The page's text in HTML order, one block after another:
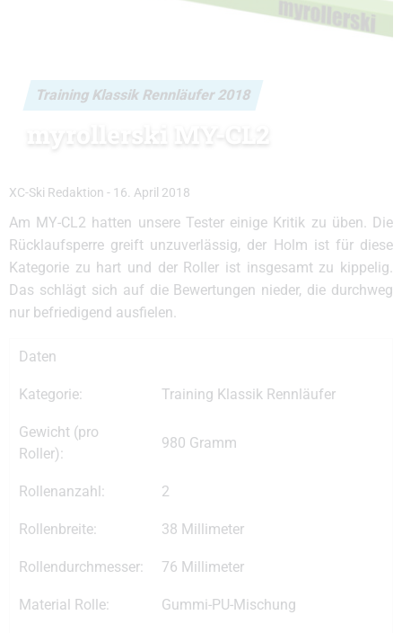
Training Klassik Rennläufer 2018
myrollerski MY-CL2
XC-Ski Redaktion - 16. April 2018
Am MY-CL2 hatten unsere Tester einige Kritik zu üben. Die
Rücklaufsperre greift unzuverlässig, der Holm ist für diese
Kategorie zu hart und der Roller ist insgesamt zu kippelig.
Das schlägt sich auf die Bewertungen nieder, die durchweg
nur befriedigend ausfielen.
Daten
Kategorie: Training Klassik Rennläufer
Gewicht (pro
Roller):
980 Gramm
Rollenanzahl: 2
Rollenbreite: 38 Millimeter
Rollendurchmesser: 76 Millimeter
Material Rolle: Gummi-PU-Mischung